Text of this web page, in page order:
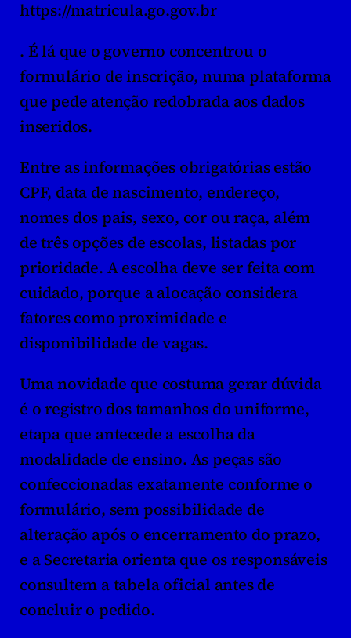
https://matricula.go.gov.br
. É lá que o governo concentrou o
formulário de inscrição, numa plataforma
que pede atenção redobrada aos dados
inseridos.
Entre as informações obrigatórias estão
CPF, data de nascimento, endereço,
nomes dos pais, sexo, cor ou raça, além
de três opções de escolas, listadas por
prioridade. A escolha deve ser feita com
cuidado, porque a alocação considera
fatores como proximidade e
disponibilidade de vagas.
Uma novidade que costuma gerar dúvida
é o registro dos tamanhos do uniforme,
etapa que antecede a escolha da
modalidade de ensino. As peças são
confeccionadas exatamente conforme o
formulário, sem possibilidade de
alteração após o encerramento do prazo,
e a Secretaria orienta que os responsáveis
consultem a tabela oficial antes de
concluir o pedido.